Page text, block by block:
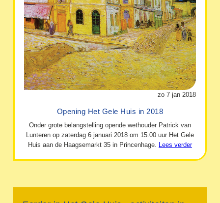
zo 7 jan 2018
Opening Het Gele Huis in 2018
Onder grote belangstelling opende wethouder Patrick van
Lunteren op zaterdag 6 januari 2018 om 15.00 uur Het Gele
Huis aan de Haagsemarkt 35 in Princenhage. Lees verder